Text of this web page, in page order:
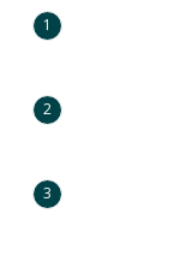
1
2
3